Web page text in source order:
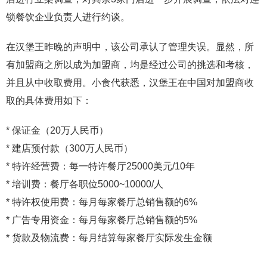
锁餐饮企业负责人进行约谈。
在汉堡王昨晚的声明中，该公司承认了管理失误。显然，所
有加盟商之所以成为加盟商，均是经过公司的挑选和考核，
并且从中收取费用。小食代获悉，汉堡王在中国对加盟商收
取的具体费用如下：
* 保证金（20万人民币）
* 建店预付款（300万人民币）
* 特许经营费：每一特许餐厅25000美元/10年
* 培训费：餐厅各职位5000~10000/人
* 特许权使用费：每月每家餐厅总销售额的6%
* 广告专用资金：每月每家餐厅总销售额的5%
* 货款及物流费：每月结算每家餐厅实际发生金额